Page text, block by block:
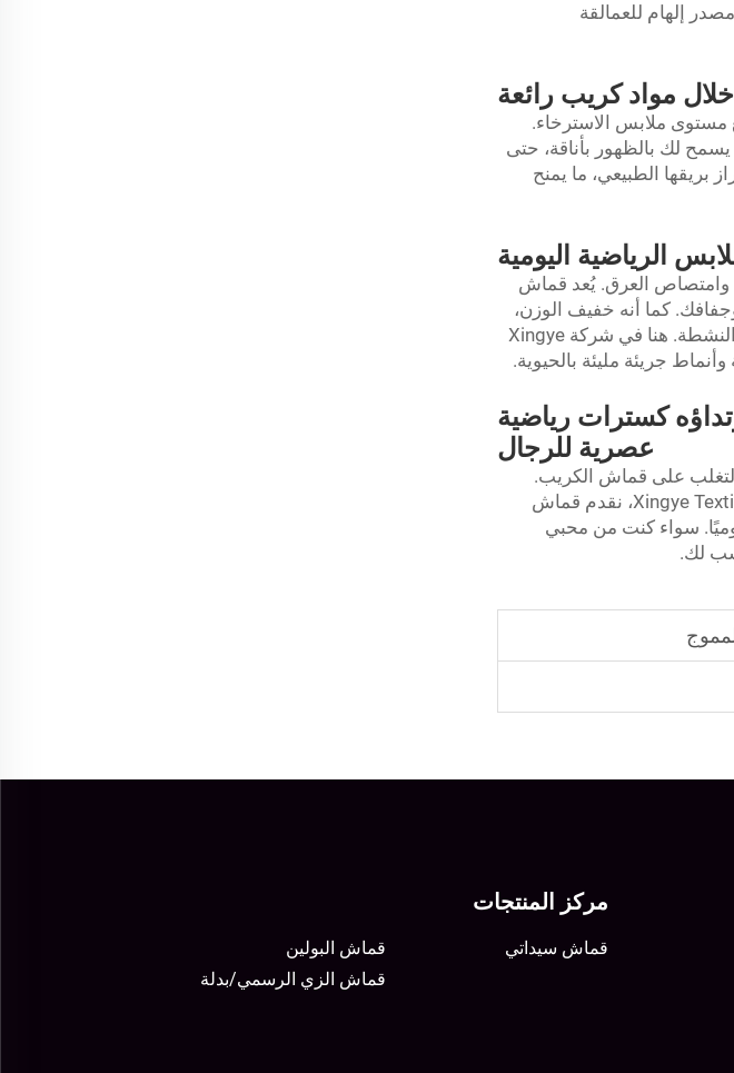
إلهام للعمالقة
مواد كريب رائعة
ملابس الاسترخاء.
لك بالظهور بأناقة، حتى
بريقها الطبيعي، ما يمنح
الرياضية اليومية
وامتصاص العرق. يُعد قماش
كما أنه خفيف الوزن،
وهو ما يُعد ضروريًا جدًا لارتداء الملابس المريحة بشكل عام، ناهيك عن الملابس النشطة. هنا في شركة Xingye
جريئة مليئة بالحيوية.
كسترات رياضية
عصرية للرجال
التغلب على قماش الكريب.
فالمظهر المجعد يمنحه طابعًا مميزًا، وبما أنه مرن، فهو مريح للغاية. في شركة Xingye Textile، نقدم قماش
سواء كنت من محبي
لك.
مركز المنتجات
قماش البولين
قماش سيداتي
قماش الزي الرسمي/بدلة